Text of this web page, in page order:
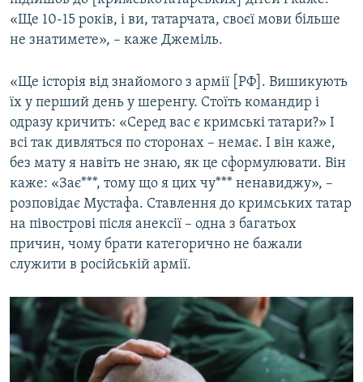
«Ще 10-15 років, і ви, татарчата, своєї мови більше
не знатимете», – каже Джеміль.
«Ще історія від знайомого з армії [РФ]. Вишикують
їх у перший день у шеренгу. Стоїть командир і
одразу кричить: «Серед вас є кримські татари?» І
всі так дивляться по сторонах – немає. І він каже,
без мату я навіть не знаю, як це сформулювати. Він
каже: «Зає***, тому що я цих чу*** ненавиджу», –
розповідає Мустафа. Ставлення до кримських татар
на півострові після анексії – одна з багатьох
причин, чому брати категорично не бажали
служити в російській армії.